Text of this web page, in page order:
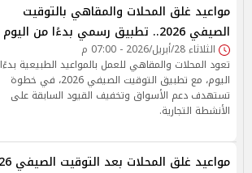
مواعيد غلق المحلات والمقاهي بالتوقيت
الصيفي 2026.. تطبيق رسمي بدءًا من اليوم
الثلاثاء 28/أبريل/2026 - 07:00 م
تعود المحلات والمقاهي للعمل بالمواعيد الطبيعية
اليوم، مع تطبيق التوقيت الصيفي 2026، في خطوة
تستهدف دعم الأسواق وتخفيف القيود السابقة على
الأنشطة التجارية.
مواعيد غلق